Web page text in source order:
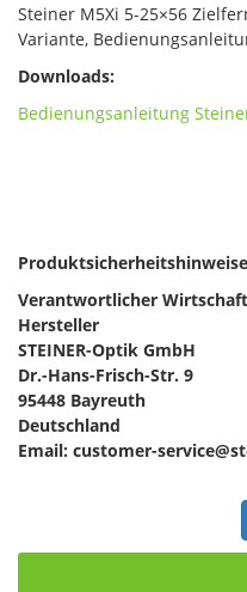
Steiner M5Xi 5-25×56
Variante,
Downloads:
Bedienungsanleitung
Verantwortlicher
Hersteller
STEINER-Optik GmbH
Dr.-Hans-Frisch-Str. 9
95448 Bayreuth
Deutschland
Email: customer-